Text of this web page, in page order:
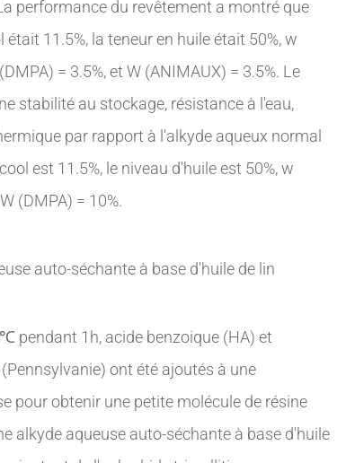
performance du revêtement a montré que
était 11.5%, la teneur en huile était 50%, w
= 3.5%, et W (ANIMAUX) = 3.5%. Le
stabilité au stockage, résistance à l'eau,
par rapport à l'alkyde aqueux normal
est 11.5%, le niveau d'huile est 50%, w
(DMPA) = 10%.
auto-séchante à base d'huile de lin
pendant 1h, acide benzoique (HA) et
ont été ajoutés à une
pour obtenir une petite molécule de résine
alkyde aqueuse auto-séchante à base d'huile